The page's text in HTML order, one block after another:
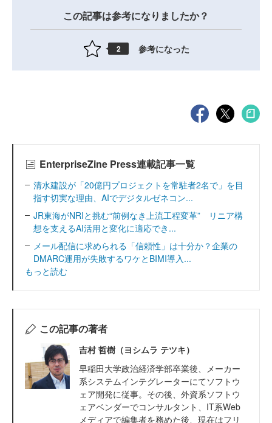
この記事は参考になりましたか？
2 参考になった
EnterpriseZine Press連載記事一覧
清水建設が「20億円プロジェクトを常駐者2名で」を目
指す切実な理由、AIでデジタルゼネコン...
JR東海がNRIと挑む“前例なき上流工程変革” リニア構
想を支えるAI活用と変化に適応でき...
メール配信に求められる「信頼性」は十分か？企業の
DMARC運用が失敗するワケとBIMI導入...
もっと読む
この記事の著者
吉村 哲樹（ヨシムラ テツキ）
早稲田大学政治経済学部卒業後、メーカー
系システムインテグレーターにてソフトウ
ェア開発に従事。その後、外資系ソフトウ
ェアベンダーでコンサルタント、IT系Web
メディアで編集者を務めた後、現在はフリ